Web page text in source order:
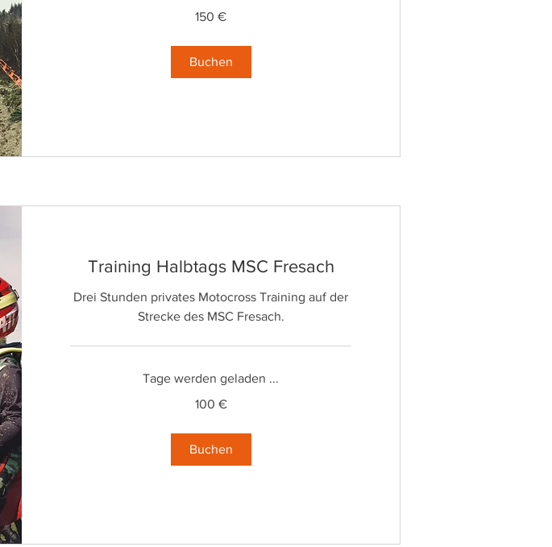
150 €
Buchen
Training Halbtags MSC Fresach
Drei Stunden privates Motocross Training auf der
Strecke des MSC Fresach.
Tage werden geladen ...
100 €
Buchen